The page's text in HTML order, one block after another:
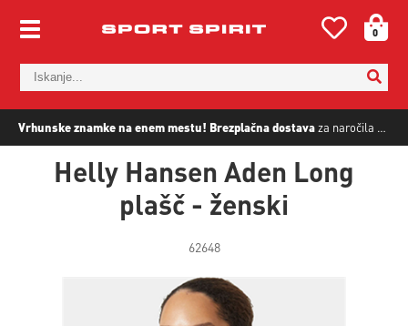
Vrhunske znamke na enem mestu! Brezplačna dostavaza naročila nad
0
Helly Hansen Aden Long
plašč - ženski
62648